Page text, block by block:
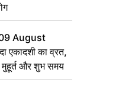
August
एकादशी का व्रत,
मुहूर्त और शुभ समय